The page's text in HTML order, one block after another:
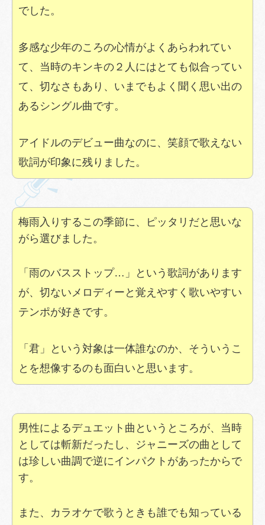
でした。
多感な少年のころの心情がよくあらわれてい
て、当時のキンキの２人にはとても似合ってい
て、切なさもあり、いまでもよく聞く思い出の
あるシングル曲です。
アイドルのデビュー曲なのに、笑顔で歌えない
歌詞が印象に残りました。
梅雨入りするこの季節に、ピッタリだと思いな
がら選びました。
「雨のバスストップ…」という歌詞があります
が、切ないメロディーと覚えやすく歌いやすい
テンポが好きです。
「君」という対象は一体誰なのか、そういうこ
とを想像するのも面白いと思います。
男性によるデュエット曲というところが、当時
としては斬新だったし、ジャニーズの曲として
は珍しい曲調で逆にインパクトがあったからで
す。
また、カラオケで歌うときも誰でも知っている